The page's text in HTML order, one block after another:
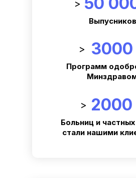
>
Выпусников
> 3000
Программ
> 2000
Больниц и
стали нашими